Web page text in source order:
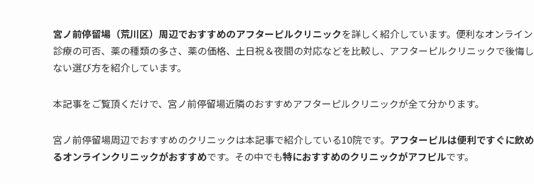
宮ノ前停留場（荒川区）周辺でおすすめのアフターピルクリニックを詳しく紹介しています。便利なオンライン
診療の可否、薬の種類の多さ、薬の価格、土日祝＆夜間の対応などを比較し、アフターピルクリニックで後悔し
ない選び方を紹介しています。
本記事をご覧頂くだけで、宮ノ前停留場近隣のおすすめアフターピルクリニックが全て分かります。
宮ノ前停留場周辺でおすすめのクリニックは本記事で紹介している10院です。 アフターピルは便利ですぐに飲め
るオンラインクリニックがおすすめです。その中でも特におすすめのクリニックがアフピルです。